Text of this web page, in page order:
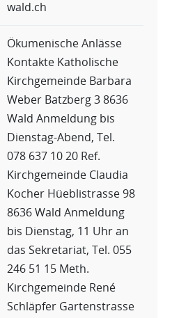
wald.ch
Link wird in einem neuen
Ökumenische Anlässe
Kontakte Katholische
Kirchgemeinde Barbara
Weber Batzberg 3 8636
Wald Anmeldung bis
Dienstag-Abend, Tel.
078 637 10 20 Ref.
Kirchgemeinde Claudia
Kocher Hüeblistrasse 98
8636 Wald Anmeldung
bis Dienstag, 11 Uhr an
das Sekretariat, Tel. 055
246 51 15 Meth.
Kirchgemeinde René
Schläpfer Gartenstrasse